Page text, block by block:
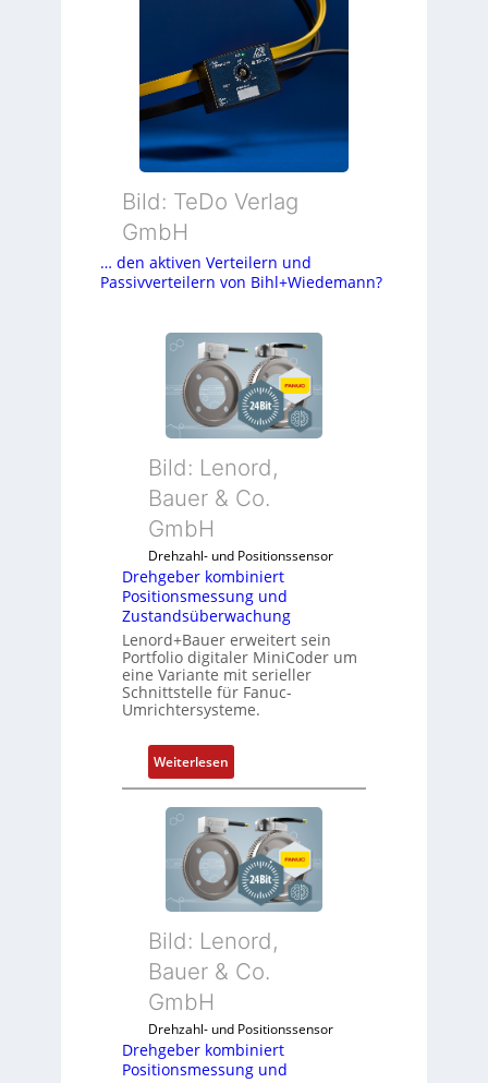
Bild: TeDo Verlag
GmbH
… den aktiven Verteilern und
Passivverteilern von Bihl+Wiedemann?
Bild: Lenord,
Bauer & Co.
GmbH
Drehzahl- und Positionssensor
Drehgeber kombiniert
Positionsmessung und
Zustandsüberwachung
Lenord+Bauer erweitert sein
Portfolio digitaler MiniCoder um
eine Variante mit serieller
Schnittstelle für Fanuc-
Umrichtersysteme.
Weiterlesen:
D
r
e
h
g
e
e
m
b
Bild: Lenord,
Bauer & Co.
GmbH
Drehzahl- und Positionssensor
Drehgeber kombiniert
Positionsmessung und